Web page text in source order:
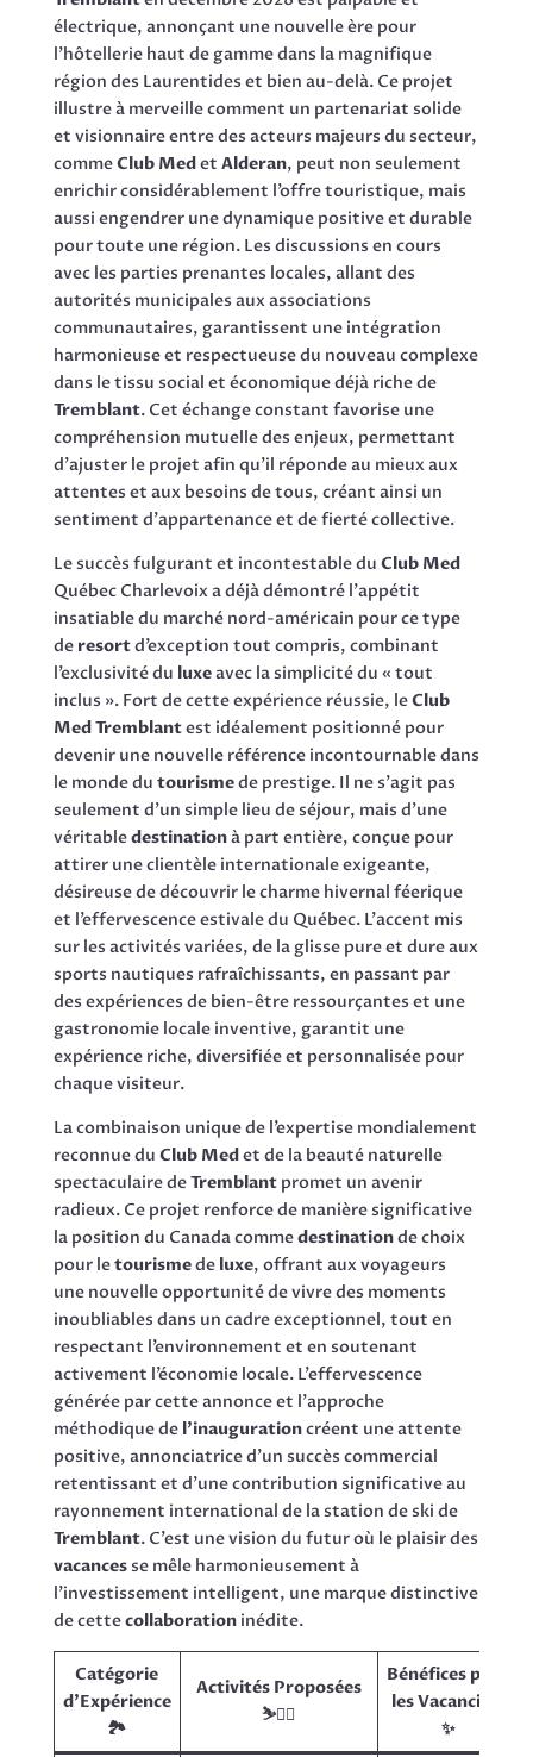
électrique, annonçant une nouvelle ère pour
l’hôtellerie haut de gamme dans la magnifique
région des Laurentides et bien au-delà. Ce projet
illustre à merveille comment un partenariat solide
et visionnaire entre des acteurs majeurs du secteur,
commeClub Medet Alderan, peut non seulement
enrichir considérablement l’offre touristique, mais
aussi engendrer une dynamique positive et durable
pour toute une région. Les discussions en cours
avec les parties prenantes locales, allant des
autorités municipales aux associations
communautaires, garantissent une intégration
harmonieuse et respectueuse du nouveau complexe
dans le tissu social et économique déjà riche de
Tremblant. Cet échange constant favorise une
compréhension mutuelle des enjeux, permettant
d’ajuster le projet afin qu’il réponde au mieux aux
attentes et aux besoins de tous, créant ainsi un
sentiment d’appartenance et de fierté collective.
Le succès fulgurant et incontestable du Club Med
Québec Charlevoix a déjà démontré l’appétit
insatiable du marché nord-américain pour ce type
de resortd’exception tout compris, combinant
l’exclusivité du luxeavec la simplicité du « tout
inclus ». Fort de cette expérience réussie, leClub
Med Tremblantest idéalement positionné pour
devenir une nouvelle référence incontournable dans
le monde du tourismede prestige. Il ne s’agit pas
seulement d’un simple lieu de séjour, mais d’une
véritabledestinationà part entière, conçue pour
attirer une clientèle internationale exigeante,
désireuse de découvrir le charme hivernal féerique
et l’effervescence estivale du Québec. L’accent mis
sur les activités variées, de la glisse pure et dure aux
sports nautiques rafraîchissants, en passant par
des expériences de bien-être ressourçantes et une
gastronomie locale inventive, garantit une
expérience riche, diversifiée et personnalisée pour
chaque visiteur.
La combinaison unique de l’expertise mondialement
reconnue du Club Medet de la beauté naturelle
spectaculaire deTremblantpromet un avenir
radieux. Ce projet renforce de manière significative
la position du Canada commedestinationde choix
pour letourismede luxe, offrant aux voyageurs
une nouvelle opportunité de vivre des moments
inoubliables dans un cadre exceptionnel, tout en
respectant l’environnement et en soutenant
activement l’économie locale. L’effervescence
générée par cette annonce et l’approche
méthodique de l’inaugurationcréent une attente
positive, annonciatrice d’un succès commercial
retentissant et d’une contribution significative au
rayonnement international de la station de ski de
Tremblant. C’est une vision du futur où le plaisir des
vacancesse mêle harmonieusement à
l’investissement intelligent, une marque distinctive
de cettecollaborationinédite.
Catégorie
d’Expérience
🏞️
Activités Proposées
⛷️🚴‍♀️
Bénéfices pour
les Vacanciers
✨